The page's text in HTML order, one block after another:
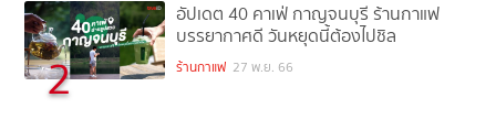
2
อัปเดต 40 คาเฟ่ กาญจนบุรี ร้านกาแฟ
บรรยากาศดี วันหยุดนี้ต้องไปชิล
ร้านกาแฟ 27 พ.ย. 66